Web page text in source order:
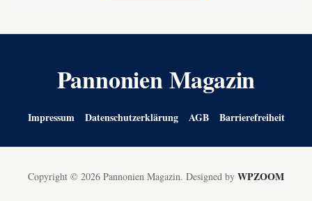
Pannonien Magazin
Impressum Datenschutzerklärung AGB Barrierefreiheit
Copyright © 2026 Pannonien Magazin. Designed by WPZOOM